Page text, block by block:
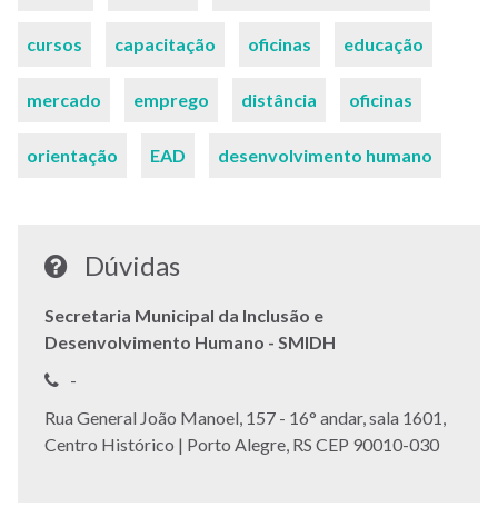
cursos capacitação oficinas educação
mercado emprego distância oficinas
orientação EAD desenvolvimento humano
Dúvidas
Secretaria Municipal da Inclusão e
Desenvolvimento Humano - SMIDH
Telefone:
-
Endereço:
Rua General João Manoel, 157 - 16° andar, sala 1601,
Centro Histórico | Porto Alegre, RS CEP 90010-030